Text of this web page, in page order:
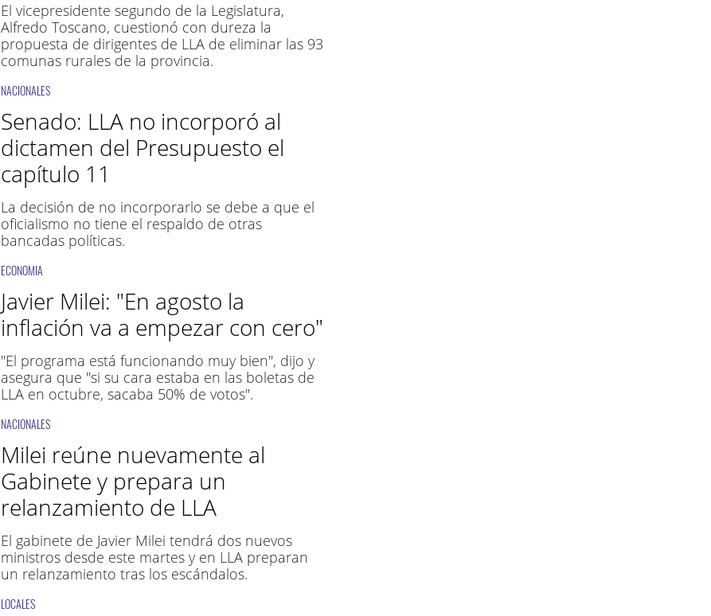
El vicepresidente segundo de la Legislatura,
Alfredo Toscano, cuestionó con dureza la
propuesta de dirigentes de LLA de eliminar las 93
comunas rurales de la provincia.
NACIONALES
Senado: LLA no incorporó al
dictamen del Presupuesto el
capítulo 11
La decisión de no incorporarlo se debe a que el
oficialismo no tiene el respaldo de otras
bancadas políticas.
ECONOMIA
Javier Milei: "En agosto la
inflación va a empezar con cero"
"El programa está funcionando muy bien", dijo y
asegura que "si su cara estaba en las boletas de
LLA en octubre, sacaba 50% de votos".
NACIONALES
Milei reúne nuevamente al
Gabinete y prepara un
relanzamiento de LLA
El gabinete de Javier Milei tendrá dos nuevos
ministros desde este martes y en LLA preparan
un relanzamiento tras los escándalos.
LOCALES